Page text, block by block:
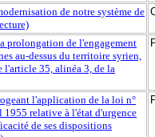
de notre système de
prolongation de l'engagement
au-dessus du territoire syrien,
l'article 35, alinéa 3, de la
l'application de la loi n°
relative à l'état d'urgence
de ses dispositions